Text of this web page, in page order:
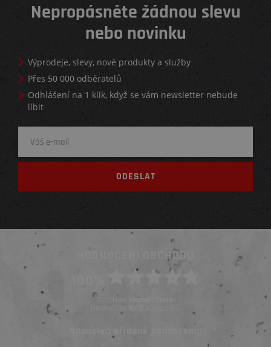
Nepropásněte žádnou slevu
nebo novinku
Výprodeje, slevy, nové produkty a služby
Přes 50 000 odběratelů
Odhlášení na 1 klik, když se vám newsletter nebude
líbit
HODNOCENÍ OBCHODU
Obchod ElementStore
hodnotilo
Naposled přidané hodnocení::